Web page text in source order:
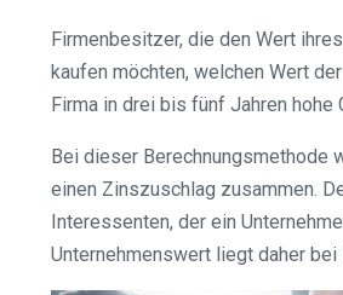
Firmenbesitzer, die den Wert
kaufen möchten, welchen Wert
Firma in drei bis fünf Jahren hohe
Bei dieser Berechnungsmethode
einen Zinszuschlag zusammen.
Interessenten, der ein
Unternehmenswert liegt daher bei